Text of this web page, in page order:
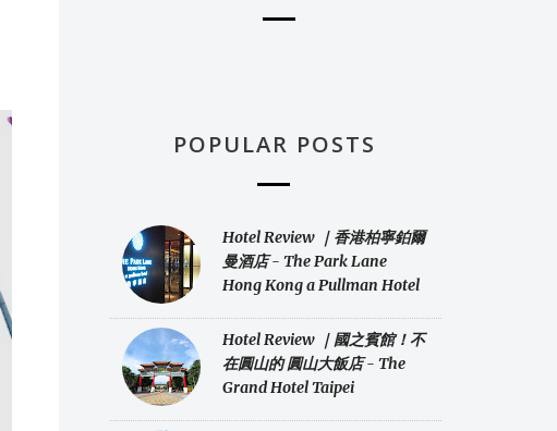
POPULAR POSTS
Hotel Review ｜香港柏寧鉑爾
曼酒店 - The Park Lane
Hong Kong a Pullman Hotel
Hotel Review ｜國之賓館！不
在圓山的 圓山大飯店 - The
Grand Hotel Taipei